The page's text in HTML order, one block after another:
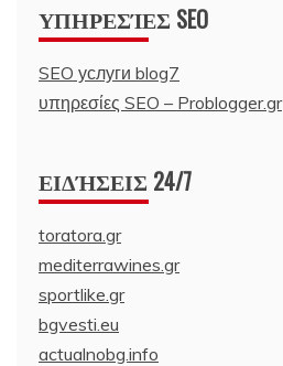
ΥΠΗΡΕΣΊΕΣ SEO
SEO услуги blog7
υπηρεσίες SEO – Problogger.gr
ΕΙΔΉΣΕΙΣ 24/7
toratora.gr
mediterrawines.gr
sportlike.gr
bgvesti.eu
actualnobg.info